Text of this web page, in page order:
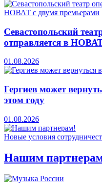
Севастопольский
отправляется в
01.08.2026
Гергиев может
этом году
01.08.2026
Новые условия
Нашим